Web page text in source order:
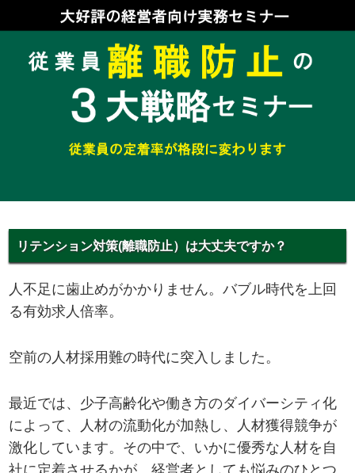
リテンション対策(離職防止）は大丈夫ですか？
人不足に歯止めがかかりません。バブル時代を上回
る有効求人倍率。
空前の人材採用難の時代に突入しました。
最近では、少子高齢化や働き方のダイバーシティ化
によって、人材の流動化が加熱し、人材獲得競争が
激化しています。その中で、いかに優秀な人材を自
社に定着させるかが、経営者としても悩みのひとつ